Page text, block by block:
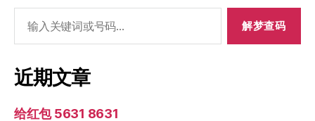
索：
近期文章
给红包 5631 8631